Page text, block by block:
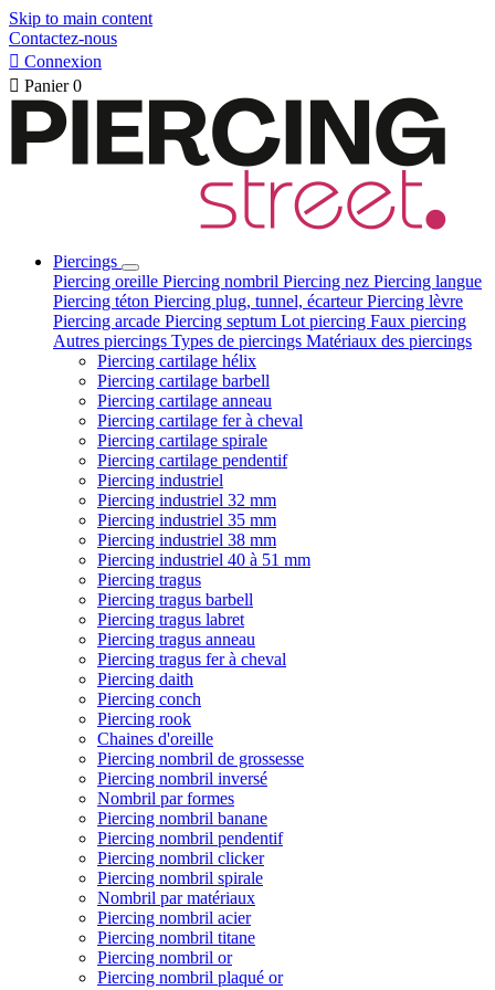
Skip to main content
Contactez-nous
 Connexion
 Panier 0
Piercings
Piercing oreille Piercing nombril Piercing nez Piercing langue
Piercing téton Piercing plug, tunnel, écarteurPiercing lèvre
Piercing arcade Piercing septum Lot piercing Faux piercing
Autres piercings Types de piercings Matériaux des piercings
Piercing cartilage hélix
Piercing cartilage barbell
Piercing cartilage anneau
Piercing cartilage fer à cheval
Piercing cartilage spirale
Piercing cartilage pendentif
Piercing industriel
Piercing industriel 32 mm
Piercing industriel 35 mm
Piercing industriel 38 mm
Piercing industriel 40 à 51 mm
Piercing tragus
Piercing tragus barbell
Piercing tragus labret
Piercing tragus anneau
Piercing tragus fer à cheval
Piercing daith
Piercing conch
Piercing rook
Chaines d'oreille
Piercing nombril de grossesse
Piercing nombril inversé
Nombril par formes
Piercing nombril banane
Piercing nombril pendentif
Piercing nombril clicker
Piercing nombril spirale
Nombril par matériaux
Piercing nombril acier
Piercing nombril titane
Piercing nombril or
Piercing nombril plaqué or